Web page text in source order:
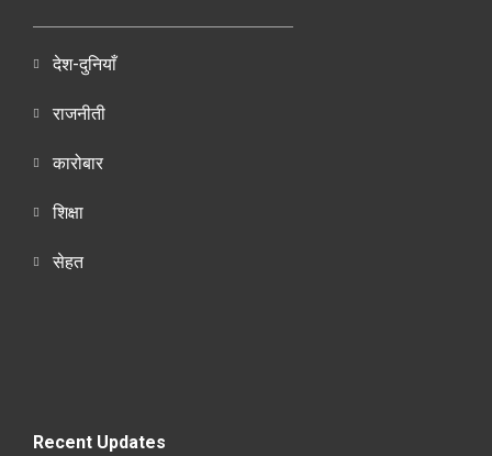
देश-दुनियाँ
राजनीती
कारोबार
शिक्षा
सेहत
Recent Updates